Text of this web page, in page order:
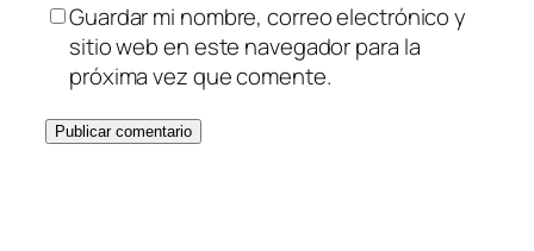
Guardar mi nombre, correo electrónico y
sitio web en este navegador para la
próxima vez que comente.